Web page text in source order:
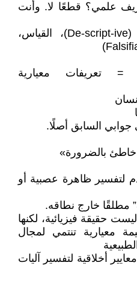
علمي؟ قطعًا لا. وأنت
العلم يعمل على: الوصف (De-script-ive)، القياس،
= تعريفات معيارية
جوابي السابق أصلًا.
لتفسير ظاهرة عصبية أو
مطلقًا خارج نطاقه.
حقيقة فيزيائية، لكنها
معيارية تنتمي لمجال
أخلاقية لتفسير آليات